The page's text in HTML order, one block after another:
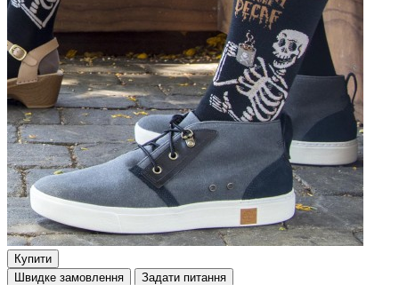
Купити
Швидке замовлення
Задати питання